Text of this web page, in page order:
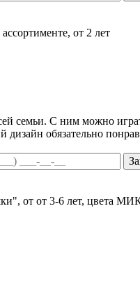
от 2 лет
семьи. С ним можно
обязательно
от от 3-6 лет, цвета